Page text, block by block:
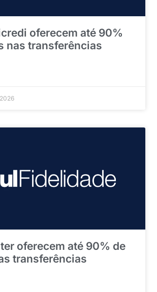
oferecem até 90%
nas transferências
oferecem até 90% de
transferências